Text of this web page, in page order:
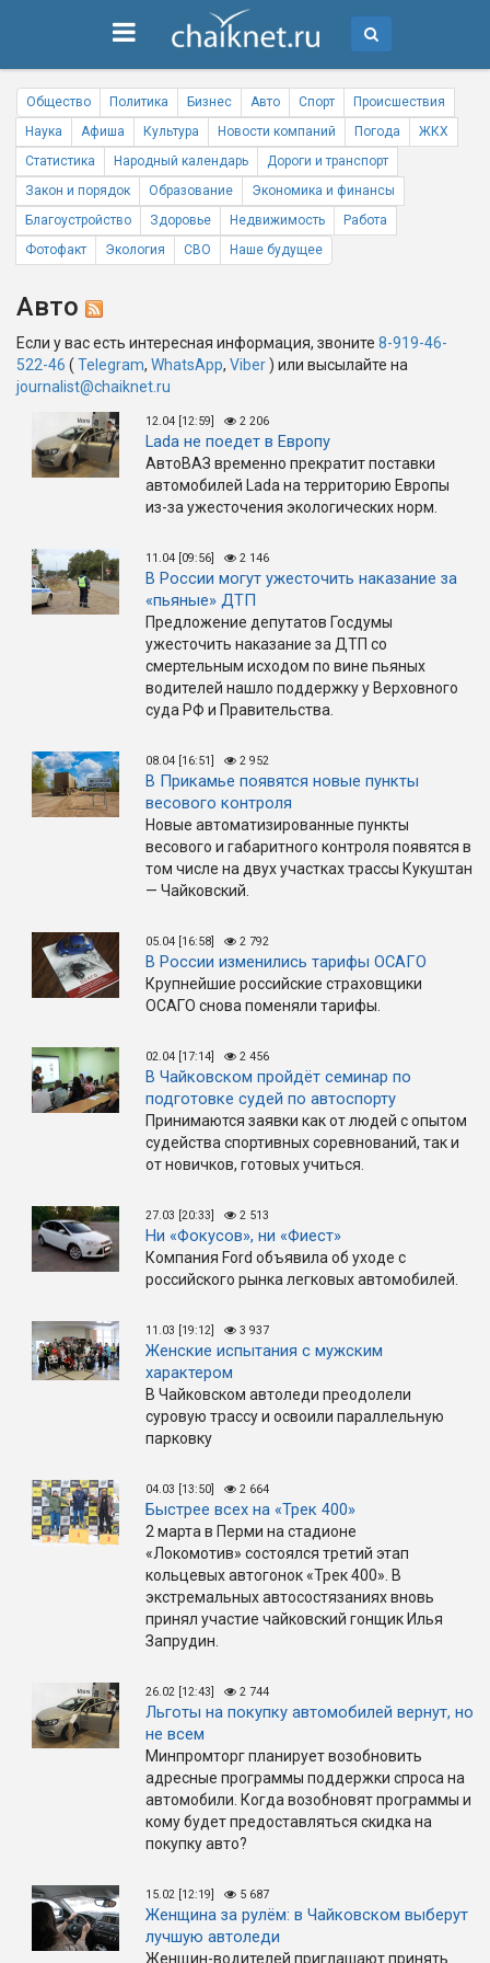
Общество Политика Бизнес Авто Спорт
Происшествия
Наука
Афиша Культура Новости компаний Погода
ЖКХ
Статистика
Народный календарь
Дороги и транспорт
Закон и порядок
Образование
Экономика и финансы
Благоустройство
Здоровье Недвижимость
Работа
Фотофакт
Экология СВО Наше будущее
Авто
Если у вас есть интересная информация, звоните 8-919-46-
522-46 ( Telegram, WhatsApp, Viber) или высылайте на
journalist@chaiknet.ru
12.04 [12:59] 2 206
Lada не поедет в Европу
АвтоВАЗ временно прекратит поставки
автомобилей Lada на территорию Европы
из-за ужесточения экологических норм.
11.04 [09:56] 2 146
В России могут ужесточить наказание за
«пьяные» ДТП
Предложение депутатов Госдумы
ужесточить наказание за ДТП со
смертельным исходом по вине пьяных
водителей нашло поддержку у Верховного
суда РФ и Правительства.
08.04 [16:51] 2 952
В Прикамье появятся новые пункты
весового контроля
Новые автоматизированные пункты
весового и габаритного контроля появятся в
том числе на двух участках трассы Кукуштан
— Чайковский.
05.04 [16:58] 2 792
В России изменились тарифы ОСАГО
Крупнейшие российские страховщики
ОСАГО снова поменяли тарифы.
02.04 [17:14] 2 456
В Чайковском пройдёт семинар по
подготовке судей по автоспорту
Принимаются заявки как от людей с опытом
судейства спортивных соревнований, так и
от новичков, готовых учиться.
27.03 [20:33] 2 513
Ни «Фокусов», ни «Фиест»
Компания Ford объявила об уходе с
российского рынка легковых автомобилей.
11.03 [19:12] 3 937
Женские испытания с мужским
характером
В Чайковском автоледи преодолели
суровую трассу и освоили параллельную
парковку
04.03 [13:50] 2 664
Быстрее всех на «Трек 400»
2 марта в Перми на стадионе
«Локомотив» состоялся третий этап
кольцевых автогонок «Трек 400». В
экстремальных автосостязаниях вновь
принял участие чайковский гонщик Илья
Запрудин.
26.02 [12:43] 2 744
Льготы на покупку автомобилей вернут, но
не всем
Минпромторг планирует возобновить
адресные программы поддержки спроса на
автомобили. Когда возобновят программы и
кому будет предоставляться скидка на
покупку авто?
15.02 [12:19] 5 687
Женщина за рулём: в Чайковском выберут
лучшую автоледи
Женщин-водителей приглашают принять